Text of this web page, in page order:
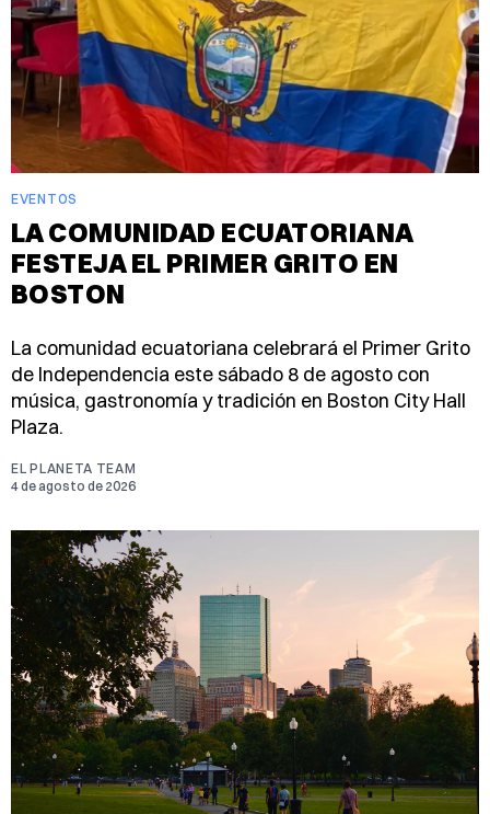
EVENTOS
LA COMUNIDAD ECUATORIANA
FESTEJA EL PRIMER GRITO EN
BOSTON
La comunidad ecuatoriana celebrará el Primer Grito
de Independencia este sábado 8 de agosto con
música, gastronomía y tradición en Boston City Hall
Plaza.
EL PLANETA TEAM
4 de agosto de 2026